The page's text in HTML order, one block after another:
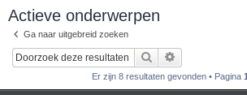
Actieve onderwerpen
Ga naar uitgebreid zoeken
Zoek
Er zijn 8 resultaten gevonden • Pagina 1